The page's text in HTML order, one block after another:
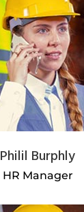
Philil Burphly
HR Manager